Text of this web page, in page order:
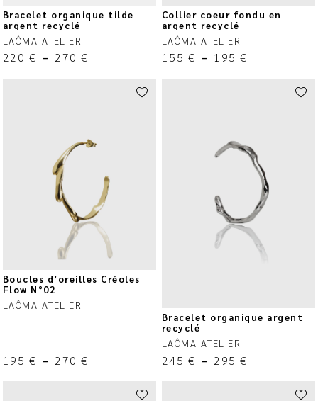
Bracelet organique tilde
argent recyclé
LAÔMA ATELIER
220 € – 270€
Collier coeur fondu en
argent recyclé
LAÔMA ATELIER
155 € – 195€
Boucles d’oreilles Créoles
Flow N°02
LAÔMA ATELIER
195 € – 270€
Bracelet organique argent
recyclé
LAÔMA ATELIER
245 € – 295€